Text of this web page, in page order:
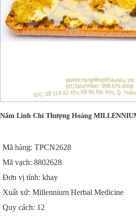
Nấm Linh Chi Thượng Hoàng
Mã hàng: TPCN2628
Mã vạch: 8802628
Đơn vị tính: khay
Xuất xứ: Millennium Herbal Medicine
Quy cách: 12